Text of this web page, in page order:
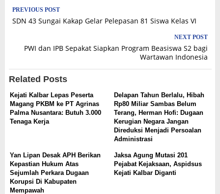
Post
navigation
PREVIOUS POST
SDN 43 Sungai Kakap Gelar Pelepasan 81 Siswa Kelas VI
NEXT POST
PWI dan IPB Sepakat Siapkan Program Beasiswa S2 bagi
Wartawan Indonesia
Related Posts
Kejati Kalbar Lepas Peserta
Magang PKBM ke PT Agrinas
Palma Nusantara: Butuh 3.000
Tenaga Kerja
Delapan Tahun Berlalu, Hibah
Rp80 Miliar Sambas Belum
Terang, Herman Hofi: Dugaan
Kerugian Negara Jangan
Direduksi Menjadi Persoalan
Administrasi
Yan Lipan Desak APH Berikan
Kepastian Hukum Atas
Sejumlah Perkara Dugaan
Korupsi Di Kabupaten
Mempawah
Jaksa Agung Mutasi 201
Pejabat Kejaksaan, Aspidsus
Kejati Kalbar Diganti